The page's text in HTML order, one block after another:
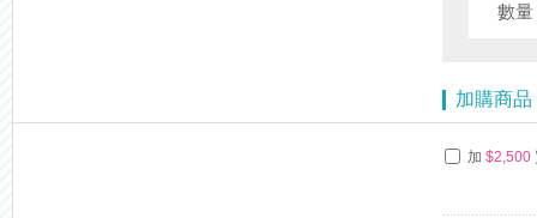
數
加購商品
加 $2,500